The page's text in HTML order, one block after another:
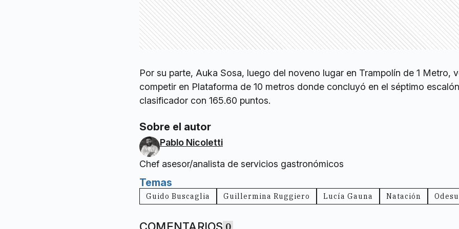
Por su parte, Auka Sosa, luego del noveno lugar en Trampolín de 1 Metro,
competir en Plataforma de 10 metros donde concluyó en el séptimo
clasificador con 165.60 puntos.
Sobre el autor
Pablo Nicoletti
Chef asesor/analista de servicios gastronómicos
Temas
Guido Buscaglia Guillermina Ruggiero Lucía Gauna Natación